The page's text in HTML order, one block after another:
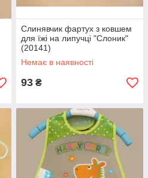
Слинявчик фартух з ковшем
для їжі на липучці "Слоник"
(20141)
Немає в наявності
93 ₴